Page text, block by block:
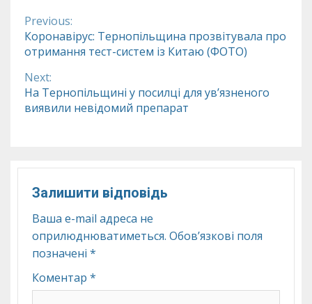
Continue
Reading
Previous:
Коронавірус: Тернопільщина прозвітувала про
отримання тест-систем із Китаю (ФОТО)
Next:
На Тернопільщині у посилці для ув’язненого
виявили невідомий препарат
Залишити відповідь
Ваша e-mail адреса не
оприлюднюватиметься. Обов’язкові поля
позначені *
Коментар *